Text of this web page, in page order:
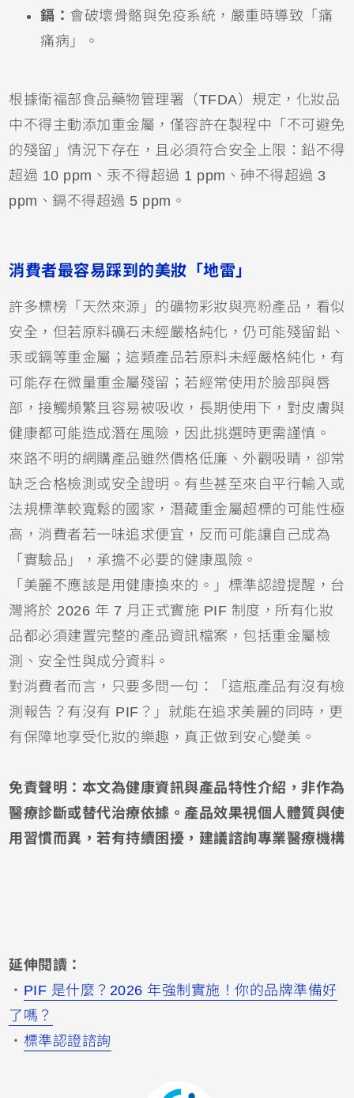
鎘： 會破壞骨骼與免疫系統，嚴重時導致「痛
痛病」。
根據衛福部食品藥物管理署（TFDA）規定，化妝品
中不得主動添加重金屬，僅容許在製程中「不可避免
的殘留」情況下存在，且必須符合安全上限：鉛不得
超過 10 ppm、汞不得超過 1 ppm、砷不得超過 3
ppm、鎘不得超過 5 ppm。
消費者最容易踩到的美妝「地雷」
許多標榜「天然來源」的礦物彩妝與亮粉產品，看似
安全，但若原料礦石未經嚴格純化，仍可能殘留鉛、
汞或鎘等重金屬；這類產品若原料未經嚴格純化，有
可能存在微量重金屬殘留；若經常使用於臉部與唇
部，接觸頻繁且容易被吸收，長期使用下，對皮膚與
健康都可能造成潛在風險，因此挑選時更需謹慎。
來路不明的網購產品雖然價格低廉、外觀吸睛，卻常
缺乏合格檢測或安全證明。有些甚至來自平行輸入或
法規標準較寬鬆的國家，潛藏重金屬超標的可能性極
高，消費者若一味追求便宜，反而可能讓自己成為
「實驗品」，承擔不必要的健康風險。
「美麗不應該是用健康換來的。」標準認證提醒，台
灣將於 2026 年 7 月正式實施 PIF 制度，所有化妝
品都必須建置完整的產品資訊檔案，包括重金屬檢
測、安全性與成分資料。
對消費者而言，只要多問一句：「這瓶產品有沒有檢
測報告？有沒有 PIF？」就能在追求美麗的同時，更
有保障地享受化妝的樂趣，真正做到安心變美。
免責聲明：本文為健康資訊與產品特性介紹，非作為
醫療診斷或替代治療依據。產品效果視個人體質與使
用習慣而異，若有持續困擾，建議諮詢專業醫療機構
延伸閱讀：
・ PIF 是什麼？2026 年強制實施！你的品牌準備好
了嗎？
・ 標準認證諮詢